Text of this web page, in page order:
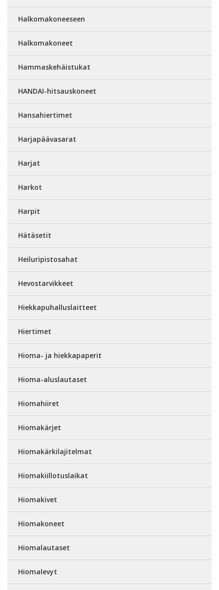
Halkomakoneeseen
Halkomakoneet
Hammaskehäistukat
HANDAI-hitsauskoneet
Hansahiertimet
Harjapäävasarat
Harjat
Harkot
Harpit
Hätäsetit
Heiluripistosahat
Hevostarvikkeet
Hiekkapuhalluslaitteet
Hiertimet
Hioma- ja hiekkapaperit
Hioma-aluslautaset
Hiomahiiret
Hiomakärjet
Hiomakärkilajitelmat
Hiomakiillotuslaikat
Hiomakivet
Hiomakoneet
Hiomalautaset
Hiomalevyt